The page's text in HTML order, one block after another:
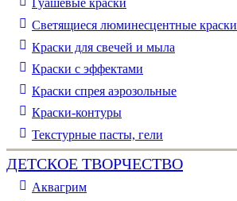
Гуашевые краски
Светящиеся люминесцентные краски
Краски для свечей и мыла
Краски с эффектами
Краски спрея аэрозольные
Краски-контуры
Текстурные пасты, гели
ДЕТСКОЕ ТВОРЧЕСТВО
Аквагрим